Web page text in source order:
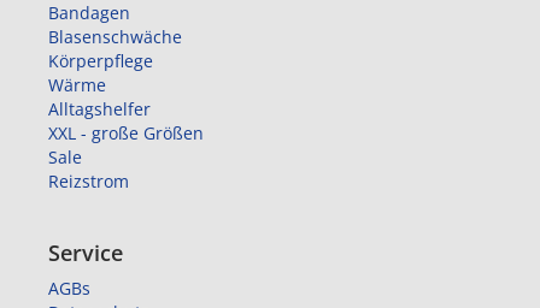
Bandagen
Blasenschwäche
Körperpflege
Wärme
Alltagshelfer
XXL - große Größen
Sale
Reizstrom
Service
AGBs